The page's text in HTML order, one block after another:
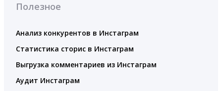
Полезное
Анализ конкурентов в Инстаграм
Статистика сторис в Инстаграм
Выгрузка комментариев из Инстаграм
Аудит Инстаграм